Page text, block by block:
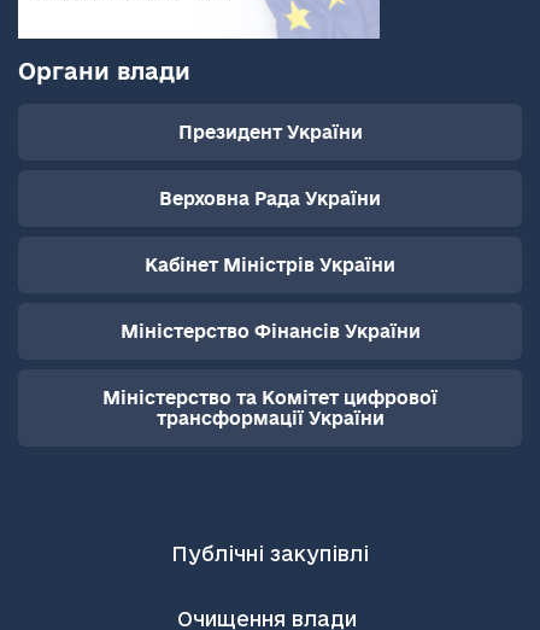
Органи влади
Президент України
Верховна Рада України
Кабінет Міністрів України
Міністерство Фінансів України
Міністерство та Комітет цифрової
трансформації України
Публічні закупівлі
Очищення влади